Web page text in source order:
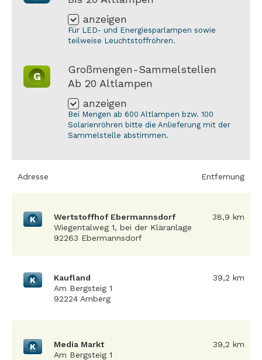
anzeigen
Für LED- und Energiesparlampen sowie
teilweise Leuchtstoffröhren.
G
Großmengen-Sammelstellen
Ab 20 Altlampen
anzeigen
Bei Mengen ab 600 Altlampen bzw. 100
Solarienröhren bitte die Anlieferung mit der
Sammelstelle abstimmen.
Adresse Entfernung
K
Wertstoffhof Ebermannsdorf
Wiegentalweg 1, bei der Kläranlage
92263 Ebermannsdorf
38,9 km
K
Kaufland
Am Bergsteig 1
92224 Amberg
39,2 km
K
Media Markt
Am Bergsteig 1
39,2 km